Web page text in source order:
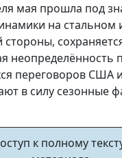
мая прошла под
на стальном
неопределённость
переговоров США
в силу сезонные
к полному